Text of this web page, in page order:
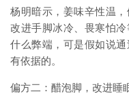
杨明暗示，姜味辛性温
改进手脚冰冷、畏寒怕
什么弊端，可是假如说
有依据的。­
偏方二：醋泡脚，改进睡